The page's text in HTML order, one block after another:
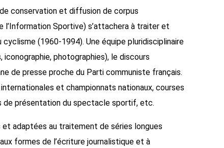
conservation et diffusion de corpus
l’Information Sportive) s’attachera à traiter et
(1960-1994). Une équipe pluridisciplinaire
photographies), le discours
de presse proche du Parti communiste français.
et championnats nationaux, courses
de présentation du spectacle sportif, etc.
adaptées au traitement de séries longues
formes de l’écriture journalistique et à